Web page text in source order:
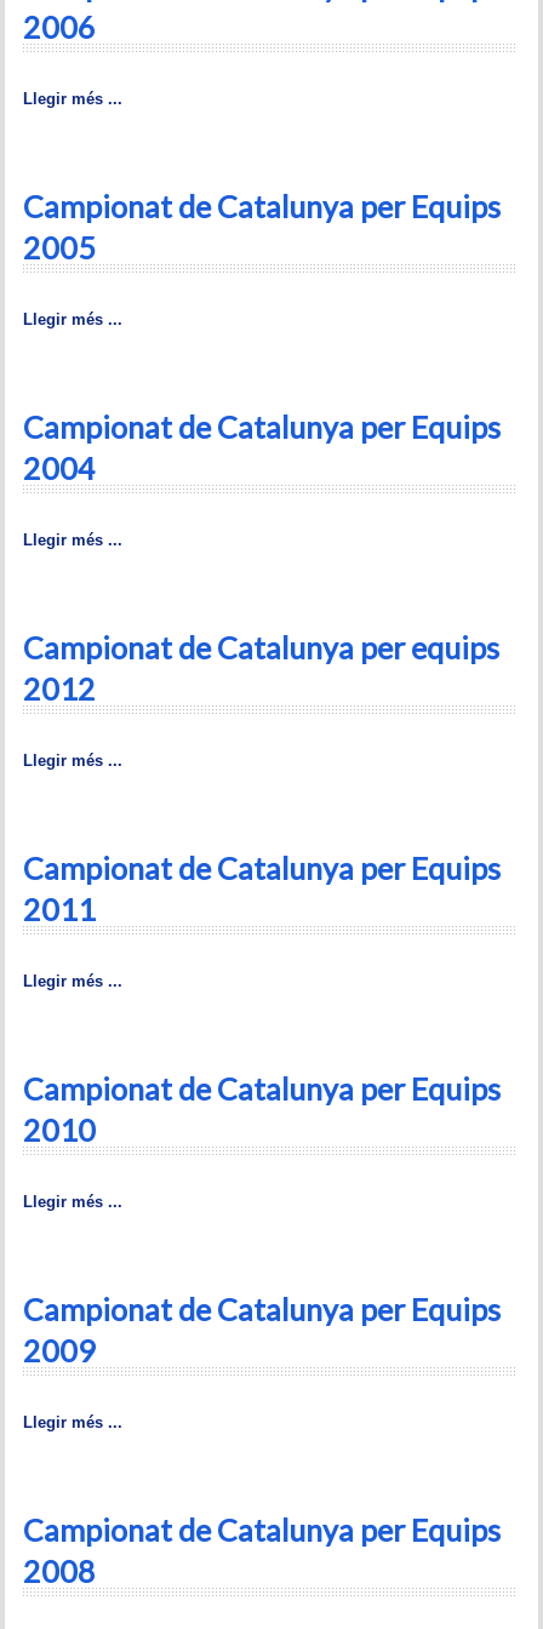
Historial del torneig Montgrí
Historial del torneig social
INFORMACIÓ
Memòries
Obertures
Problemes
Tàctica
Altres tornejos
2006
Llegir més ...
Campionat de Catalunya per Equips
2005
Llegir més ...
Campionat de Catalunya per Equips
2004
Llegir més ...
Campionat de Catalunya per equips
2012
Llegir més ...
Campionat de Catalunya per Equips
2011
Llegir més ...
Campionat de Catalunya per Equips
2010
Llegir més ...
Campionat de Catalunya per Equips
2009
Llegir més ...
Campionat de Catalunya per Equips
2008